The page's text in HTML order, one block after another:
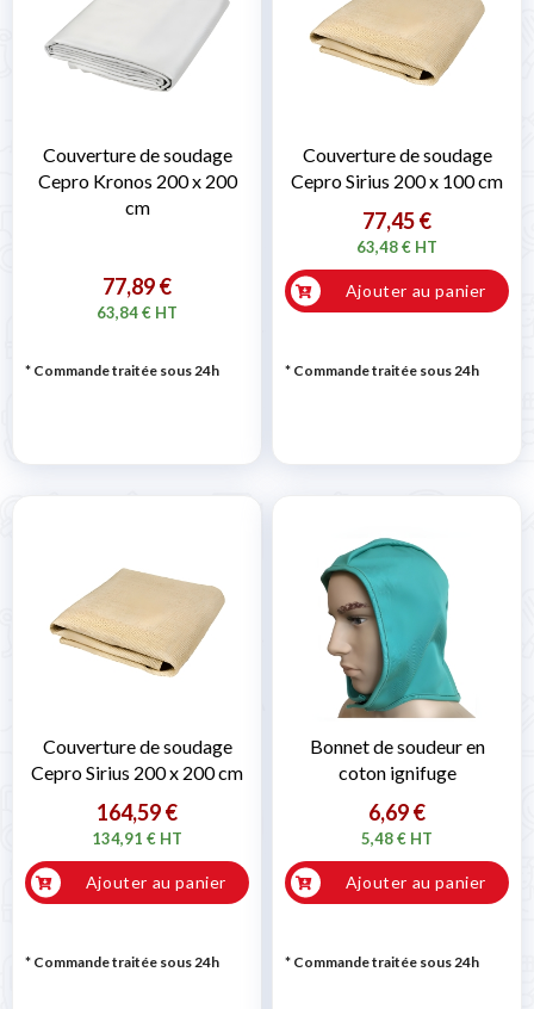
Couverture de soudage
Cepro Kronos 200 x 200
cm
77,89 €
63,84 € HT
* Commande traitée sous 24h
Couverture de soudage
Cepro Sirius 200 x 100 cm
77,45 €
63,48 € HT
Ajouter au panier
* Commande traitée sous 24h
Couverture de soudage
Cepro Sirius 200 x 200 cm
164,59 €
134,91 € HT
Ajouter au panier
* Commande traitée sous 24h
Bonnet de soudeur en
coton ignifuge
6,69 €
5,48 € HT
Ajouter au panier
* Commande traitée sous 24h